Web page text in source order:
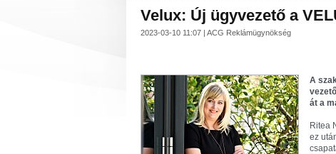
Velux: Új ügyvezető a
2023-03-10 11:07 | ACG Reklámügynökség
A
át a
Ritea
ez